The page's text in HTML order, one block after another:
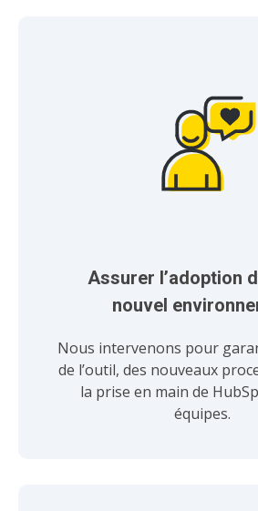
Assurer l’adoption
nouvel
Nous intervenons pour
de l’outil, des nouveaux
la prise en main de
équipes.